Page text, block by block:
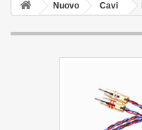
Nuovo Cavi